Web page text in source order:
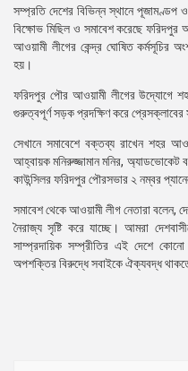
রিলিজ
প্রকাশনা
বিএনপি-
সহিংসতা
সংগঠন
নির্বাচনী
ইশতেহার
সম্প্রতি দেশের বিভিন্ন স্থানে পূজামণ্ডপ
বিক্ষোভ মিছিল ও সমাবেশ করেছে ফরিদপুর
আওয়ামী লীগের কেন্দ্র ঘোষিত কর্মসূচির
হয়।
ফরিদপুর পৌর আওয়ামী লীগের উদ্যোগে
গুরুত্বপূর্ণ সড়ক প্রদক্ষিণ করে প্রেসক্লাবের
সেখানে সমাবেশে বক্তব্য রাখেন শহর
আহ্বায়ক মনিরুজ্জামান মনির, অ্যাডভোকেট
কাউন্সিলর ফরিদপুর পৌরসভার ২ নম্বর
সমাবেশ থেকে আওয়ামী লীগ নেতারা বলেন,
নৈরাজ্য সৃষ্টি করে যাচ্ছে। আমরা
সাম্প্রদায়িক সম্প্রীতির এই দেশে
অপশক্তির বিরুদ্ধে সবাইকে ঐক্যবদ্ধ